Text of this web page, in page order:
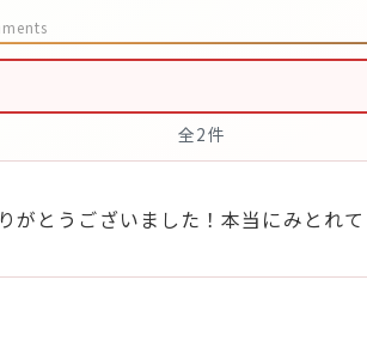
全2件
とうございました！本当にみとれ